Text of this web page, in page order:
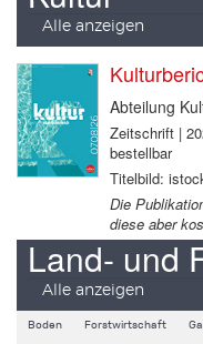
Alle anzeigen
Abteilung
Zeitschrift |
bestellbar
Titelbild:
Die
diese aber
Land- und
Alle anzeigen
Boden Forstwirtschaft